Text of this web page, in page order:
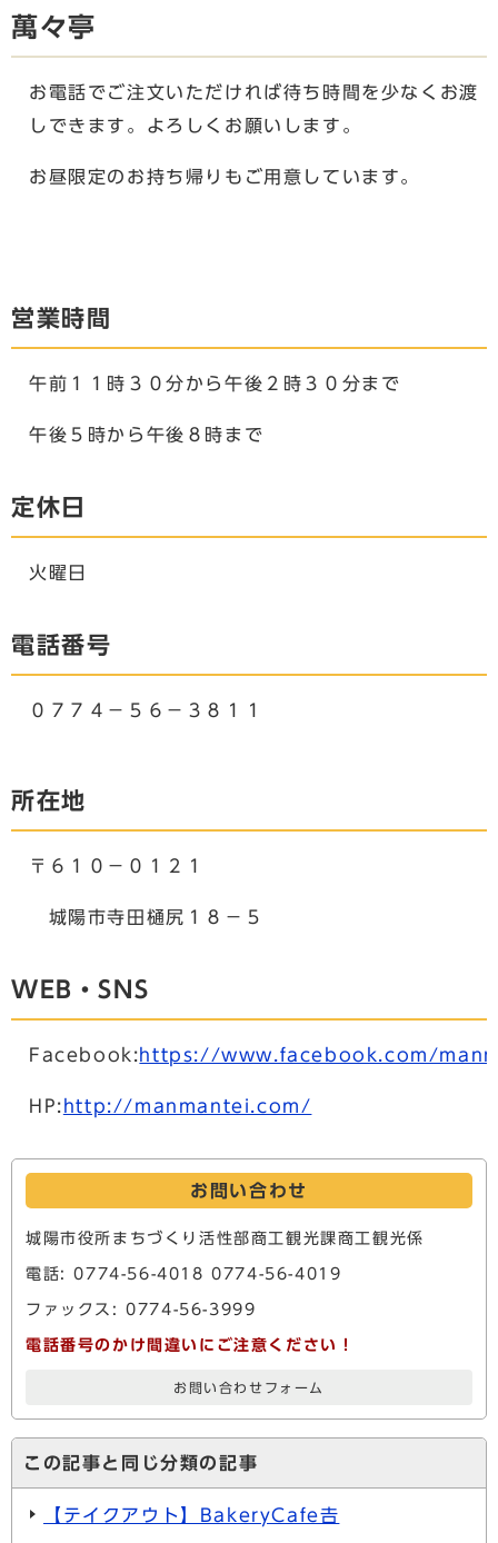
萬々亭
お電話でご注文いただければ待ち時間を少なくお渡
しできます。よろしくお願いします。
お昼限定のお持ち帰りもご用意しています。
営業時間
午前１１時３０分から午後２時３０分まで
午後５時から午後８時まで
定休日
火曜日
電話番号
０７７４－５６－３８１１
所在地
〒６１０－０１２１
城陽市寺田樋尻１８－５
WEB・SNS
Facebook:https://www.facebook.com/
HP: http://manmantei.com/
お問い合わせ
城陽市役所まちづくり活性部商工観光課商工観光係
電話: 0774-56-4018 0774-56-4019
ファックス: 0774-56-3999
電話番号のかけ間違いにご注意ください！
お問い合わせフォーム
この記事と同じ分類の記事
【テイクアウト】BakeryCafe𠮷